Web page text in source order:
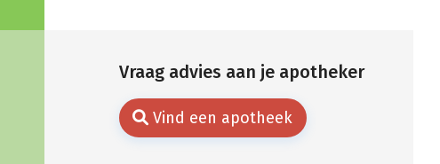
Vraag advies aan je apotheker
Vind een apotheek